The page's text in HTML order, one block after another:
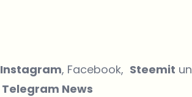
Instagram, Facebook, Steemit
Telegram News